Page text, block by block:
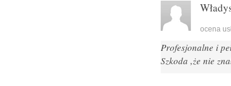
ocena
Profesjonalne i
Szkoda ,że nie